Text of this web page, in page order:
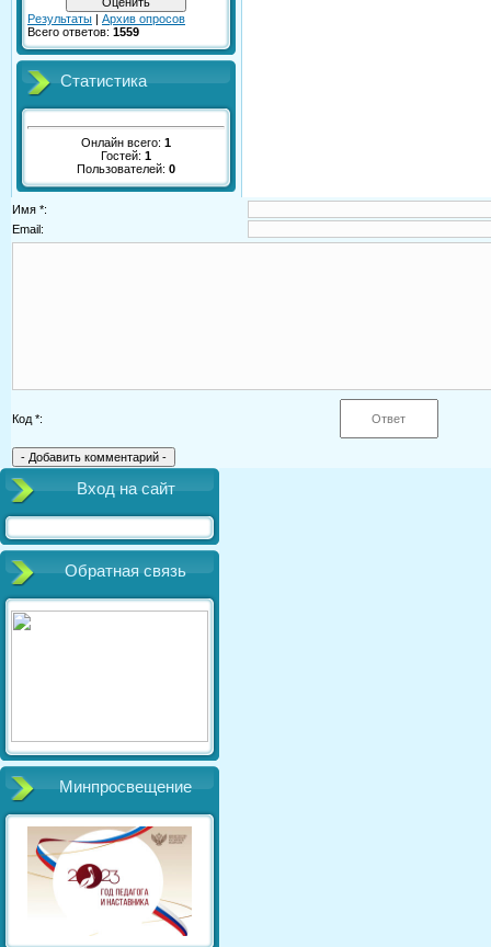
Результаты | Архив опросов
Всего ответов: 1559
Статистика
Онлайн всего: 1
Гостей: 1
Пользователей: 0
Имя *:
Email:
Код *:
Вход на сайт
Обратная связь
Минпросвещение